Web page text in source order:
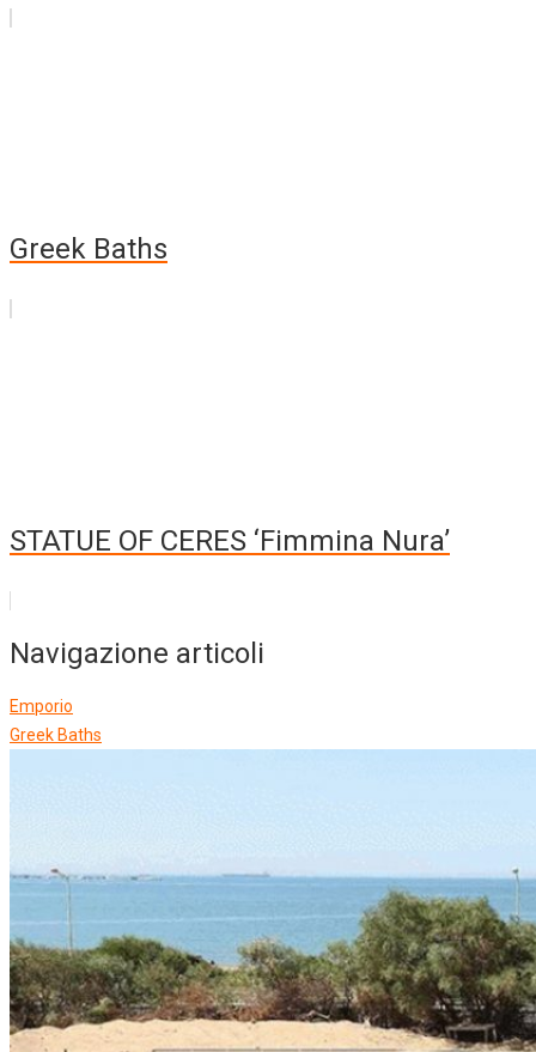
Greek Baths
STATUE OF CERES ‘Fimmina Nura’
Navigazione articoli
Emporio
Greek Baths